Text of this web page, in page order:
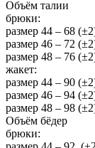
Объём талии
брюки:
размер 44 – 68
размер 46 – 72
размер 48 – 76
жакет:
размер 44 – 90
размер 46 – 94
размер 48 – 98
Объём бёдер
брюки: